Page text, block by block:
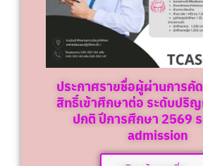
ประกาศรายชื่อผู้ผ่านการคั
สิทธิ์เข้าศึกษาต่อ ระดับปริ
ปกติ ปีการศึกษา 2569
admission